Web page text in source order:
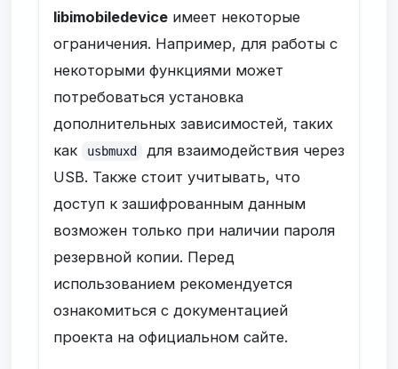
libimobiledevice имеет некоторые
ограничения. Например, для работы с
некоторыми функциями может
потребоваться установка
дополнительных зависимостей, таких
как
usbmuxd
для взаимодействия через
USB. Также стоит учитывать, что
доступ к зашифрованным данным
возможен только при наличии пароля
резервной копии. Перед
использованием рекомендуется
ознакомиться с документацией
проекта на официальном сайте.